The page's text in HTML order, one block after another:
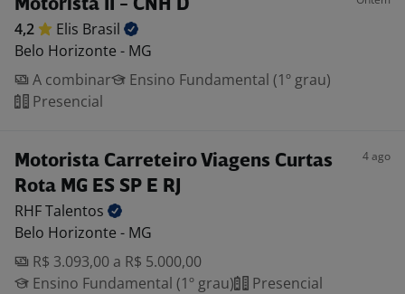
Motorista II - CNH D
4,2 Elis Brasil
Belo Horizonte - MG
A combinar
Ensino Fundamental (1º grau)
Presencial
Motorista Carreteiro Viagens Curtas
Rota MG ES SP E RJ
4 ago
RHFTalentos
Belo Horizonte - MG
R$ 3.093,00 a R$ 5.000,00
Ensino Fundamental (1º grau)
Presencial